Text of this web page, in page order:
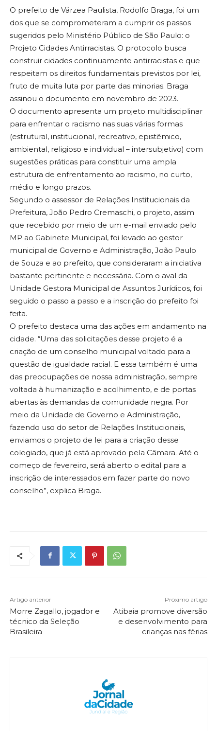
O prefeito de Várzea Paulista, Rodolfo Braga, foi um
dos que se comprometeram a cumprir os passos
sugeridos pelo Ministério Público de São Paulo: o
Projeto Cidades Antirracistas. O protocolo busca
construir cidades continuamente antirracistas e que
respeitam os direitos fundamentais previstos por lei,
fruto de muita luta por parte das minorias. Braga
assinou o documento em novembro de 2023.
O documento apresenta um projeto multidisciplinar
para enfrentar o racismo nas suas várias formas
(estrutural, institucional, recreativo, epistêmico,
ambiental, religioso e individual – intersubjetivo) com
sugestões práticas para constituir uma ampla
estrutura de enfrentamento ao racismo, no curto,
médio e longo prazos.
Segundo o assessor de Relações Institucionais da
Prefeitura, João Pedro Cremaschi, o projeto, assim
que recebido por meio de um e-mail enviado pelo
MP ao Gabinete Municipal, foi levado ao gestor
municipal de Governo e Administração, João Paulo
de Souza e ao prefeito, que consideraram a iniciativa
bastante pertinente e necessária. Com o aval da
Unidade Gestora Municipal de Assuntos Jurídicos, foi
seguido o passo a passo e a inscrição do prefeito foi
feita.
O prefeito destaca uma das ações em andamento na
cidade. “Uma das solicitações desse projeto é a
criação de um conselho municipal voltado para a
questão de igualdade racial. E essa também é uma
das preocupações de nossa administração, sempre
voltada à humanização e acolhimento, e de portas
abertas às demandas da comunidade negra. Por
meio da Unidade de Governo e Administração,
fazendo uso do setor de Relações Institucionais,
enviamos o projeto de lei para a criação desse
colegiado, que já está aprovado pela Câmara. Até o
começo de fevereiro, será aberto o edital para a
inscrição de interessados em fazer parte do novo
conselho”, explica Braga.
Artigo anterior
Morre Zagallo, jogador e
técnico da Seleção
Brasileira
Próximo artigo
Atibaia promove diversão
e desenvolvimento para
crianças nas férias